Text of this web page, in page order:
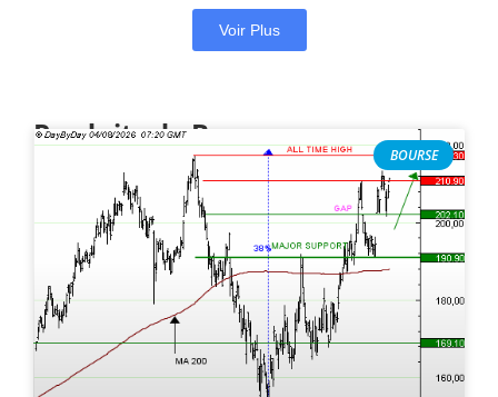
Voir Plus
Produits de Bourse
BOURSE